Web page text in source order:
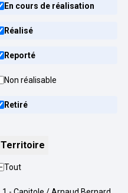
En cours de réalisation
Réalisé
Reporté
Non réalisable
Retiré
Territoire
Tout